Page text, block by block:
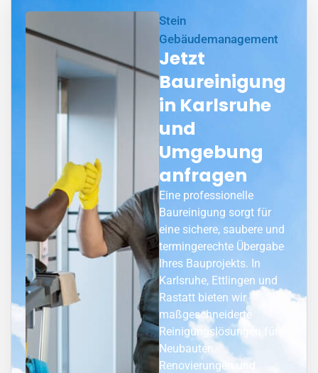
Stein
Gebäudemanagement
Jetzt
Baureinigung
in Karlsruhe
und
Umgebung
anfragen
Eine professionelle
Baureinigung sorgt für
eine sichere, saubere und
termingerechte Übergabe
Ihres Bauprojekts. In
Karlsruhe, Ettlingen und
Rastatt bieten wir
maßgeschneiderte
Reinigungslösungen für
Neubauten,
Renovierungen und